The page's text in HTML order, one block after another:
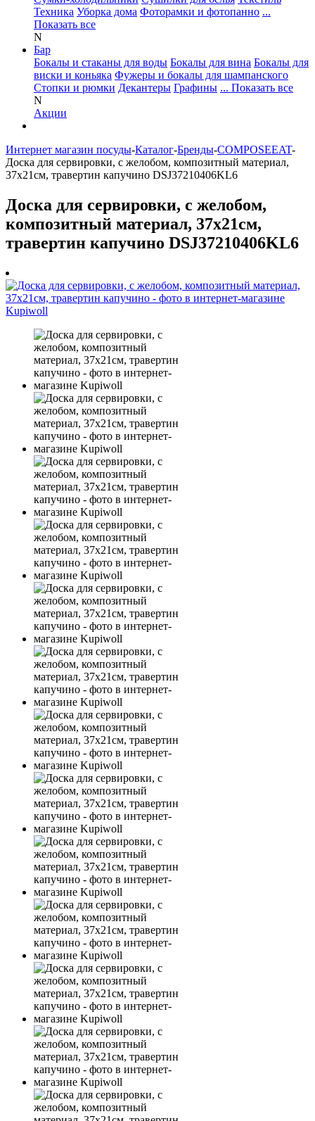
Техника Уборка дома Фоторамки и фотопанно ...
Показать все
N
Бар
Бокалы и стаканы для воды Бокалы для вина Бокалы для
виски и коньяка Фужеры и бокалы для шампанского
Стопки и рюмки Декантеры Графины ... Показать все
N
Акции
Интернет магазин посуды-Каталог-Бренды-COMPOSEEAT-
Доска для сервировки, с желобом, композитный материал,
37х21см, травертин капучино DSJ37210406KL6
Доска для сервировки, с желобом,
композитный материал, 37х21см,
травертин капучино DSJ37210406KL6